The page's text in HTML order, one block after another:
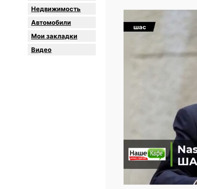
Недвижимость
Автомобили
Мои закладки
Видео